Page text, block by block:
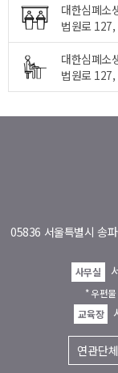
대한심폐소
법원로
대한심폐소
법원로
05836 서울특별시 송
사무실
* 우편
교육장